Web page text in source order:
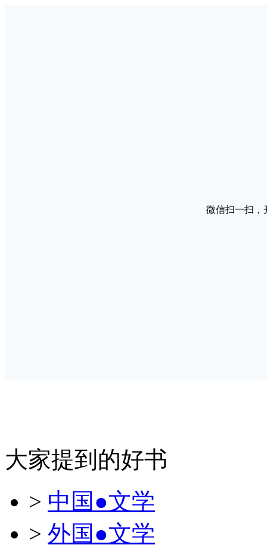
微信扫一扫，
大家提到的好书
> 中国●文学
> 外国●文学